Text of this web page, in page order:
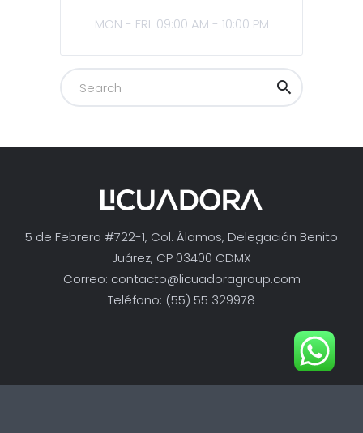
MON - FRI: 09:00 AM - 10:00 PM
5 de Febrero #722-1, Col. Álamos, Delegación Benito
Juárez, CP 03400 CDMX
Correo: contacto@licuadoragroup.com
Teléfono: (55) 55 329978